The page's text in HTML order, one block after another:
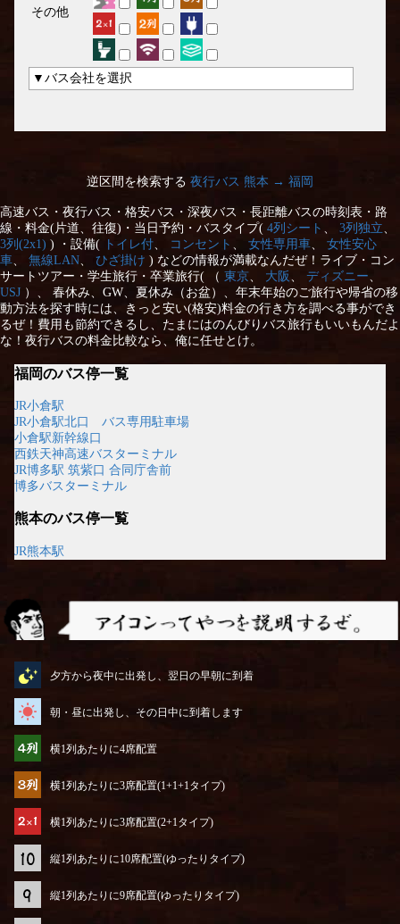
その他
▼バス会社を選択
逆区間を検索する 夜行バス 熊本 → 福岡
高速バス・夜行バス・格安バス・深夜バス・長距離バスの時刻表・路
線・料金(片道、往復)・当日予約・バスタイプ( 4列シート 、 3列独立、
3列(2x1) ) ・設備( トイレ付、 コンセント 、 女性専用車、 女性安心
車、 無線LAN、 ひざ掛け ) などの情報が満載なんだぜ！ライブ・コン
サートツアー・学生旅行・卒業旅行( （ 東京、 大阪 、 ディズニー、
USJ ）、 春休み、GW、夏休み（お盆）、年末年始のご旅行や帰省の移
動方法を探す時には、きっと安い(格安)料金の行き方を調べる事ができ
るぜ！費用も節約できるし、たまにはのんびりバス旅行もいいもんだよ
な！夜行バスの料金比較なら、俺に任せとけ。
福岡のバス停一覧
JR小倉駅
JR小倉駅北口 バス専用駐車場
小倉駅新幹線口
西鉄天神高速バスターミナル
JR博多駅 筑紫口 合同庁舎前
博多バスターミナル
熊本のバス停一覧
JR熊本駅
夕方から夜中に出発し、翌日の早朝に到着
朝・昼に出発し、その日中に到着します
横1列あたりに4席配置
横1列あたりに3席配置(1+1+1タイプ)
横1列あたりに3席配置(2+1タイプ)
縦1列あたりに10席配置(ゆったりタイプ)
縦1列あたりに9席配置(ゆったりタイプ)